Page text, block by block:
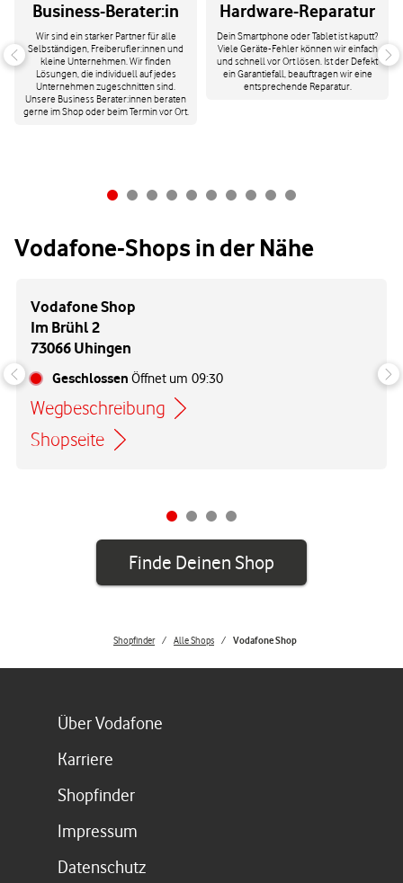
Business-Berater:in
Wir sind ein starker Partner für alle
Selbständigen, Freiberufler:innen und
kleine Unternehmen. Wir finden
Lösungen, die individuell auf jedes
Unternehmen zugeschnitten sind.
Unsere Business Berater:innen beraten
gerne im Shop oder beim Termin vor Ort.
Hardware-Reparatur
Dein Smartphone oder Tablet ist kaputt?
Viele Geräte-Fehler können wir einfach
und schnell vor Ort lösen. Ist der Defekt
ein Garantiefall, beauftragen wir eine
entsprechende Reparatur.
Vodafone-Shops in der Nähe
Vodafone Shop
Im Brühl 2
73066 Uhingen
Geschlossen Öffnet um 09:30
Wegbeschreibung
Link öffnet in einem neuen Tab
Shopseite
Finde Deinen Shop
Shopfinder Alle Shops Vodafone Shop
Über Vodafone
Karriere
ShopfinderLink öffnet in einem neuen Tab
Impressum
Datenschutz